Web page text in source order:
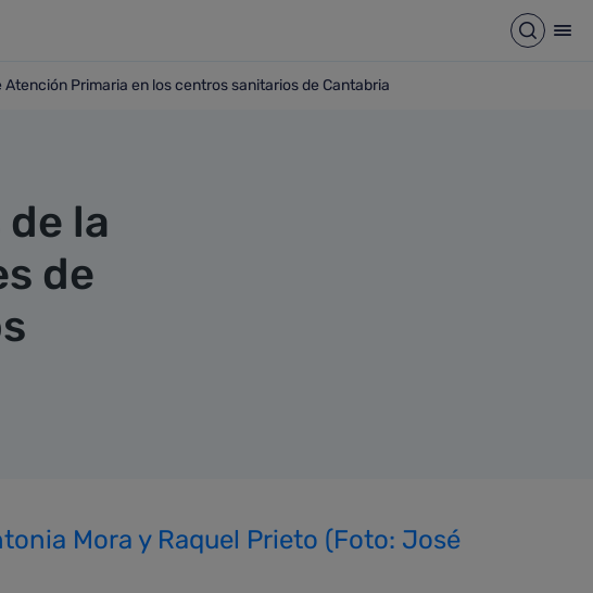
Abrir
de Atención Primaria en los centros sanitarios de Cantabria
Primaria en los centros sanitarios de Cantabria
la
de
Mora y Raquel Prieto (Foto: José